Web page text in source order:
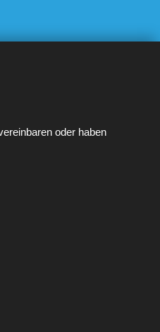
oder haben